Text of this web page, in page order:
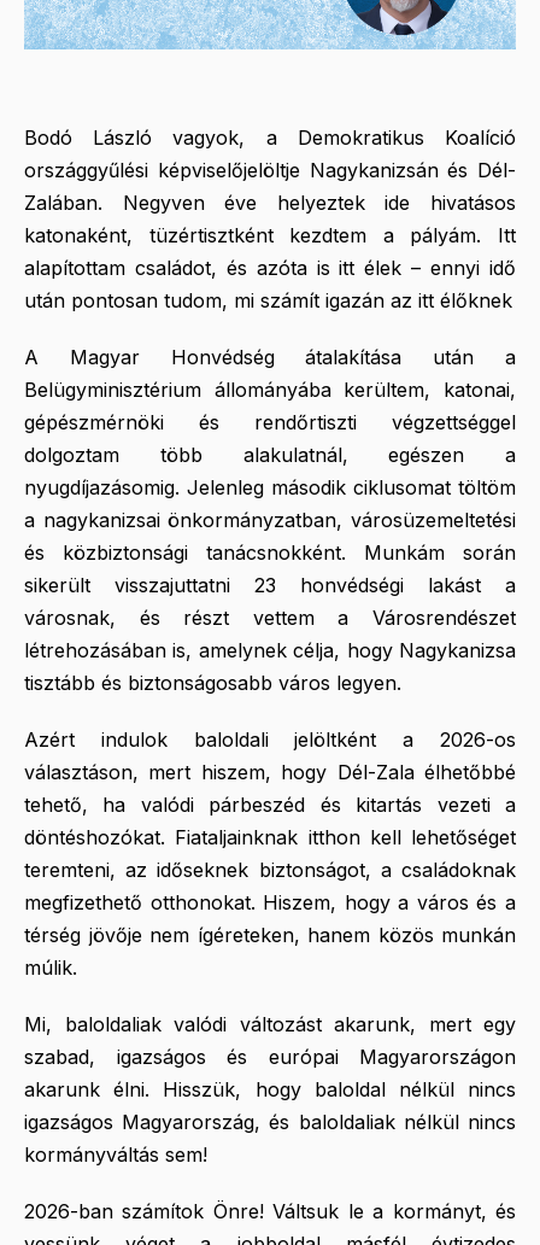
Bodó László vagyok, a Demokratikus Koalíció
országgyűlési képviselőjelöltje Nagykanizsán és Dél-
Zalában. Negyven éve helyeztek ide hivatásos
katonaként, tüzértisztként kezdtem a pályám. Itt
alapítottam családot, és azóta is itt élek – ennyi idő
után pontosan tudom, mi számít igazán az itt élőknek
A Magyar Honvédség átalakítása után a
Belügyminisztérium állományába kerültem, katonai,
gépészmérnöki és rendőrtiszti végzettséggel
dolgoztam több alakulatnál, egészen a
nyugdíjazásomig. Jelenleg második ciklusomat töltöm
a nagykanizsai önkormányzatban, városüzemeltetési
és közbiztonsági tanácsnokként. Munkám során
sikerült visszajuttatni 23 honvédségi lakást a
városnak, és részt vettem a Városrendészet
létrehozásában is, amelynek célja, hogy Nagykanizsa
tisztább és biztonságosabb város legyen.
Azért indulok baloldali jelöltként a 2026-os
választáson, mert hiszem, hogy Dél-Zala élhetőbbé
tehető, ha valódi párbeszéd és kitartás vezeti a
döntéshozókat. Fiataljainknak itthon kell lehetőséget
teremteni, az időseknek biztonságot, a családoknak
megfizethető otthonokat. Hiszem, hogy a város és a
térség jövője nem ígéreteken, hanem közös munkán
múlik.
Mi, baloldaliak valódi változást akarunk, mert egy
szabad, igazságos és európai Magyarországon
akarunk élni. Hisszük, hogy baloldal nélkül nincs
igazságos Magyarország, és baloldaliak nélkül nincs
kormányváltás sem!
2026-ban számítok Önre! Váltsuk le a kormányt, és